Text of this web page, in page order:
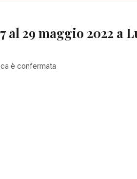
al 29 maggio 2022 a
è confermata